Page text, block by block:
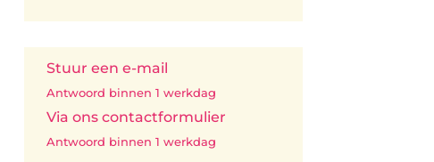
Stuur een e-mail
Antwoord binnen 1 werkdag
Via ons contactformulier
Antwoord binnen 1 werkdag